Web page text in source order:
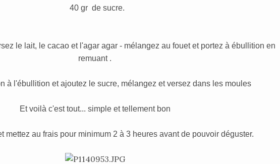
40 gr de sucre.
le lait, le cacao et l'agar agar - mélangez au fouet et portez à ébullition en
remuant .
à l'ébullition et ajoutez le sucre, mélangez et versez dans les moules
Et voilà c'est tout... simple et tellement bon
mettez au frais pour minimum 2 à 3 heures avant de pouvoir déguster.